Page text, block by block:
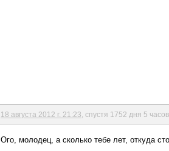
18 августа 2012 г. 21:23 , спустя 1752 дня 5
Ого, молодец, а сколько тебе лет, откуда